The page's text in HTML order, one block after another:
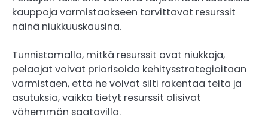
kauppoja varmistaakseen tarvittavat resurssit
näinä niukkuuskausina.
Tunnistamalla, mitkä resurssit ovat niukkoja,
pelaajat voivat priorisoida kehitysstrategioitaan
varmistaen, että he voivat silti rakentaa teitä ja
asutuksia, vaikka tietyt resurssit olisivat
vähemmän saatavilla.